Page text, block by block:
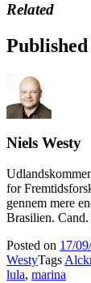
Related
Niels Westy
for
gennem mere
Brasilien.
Posted on 17/
WestyTags
lula, marina